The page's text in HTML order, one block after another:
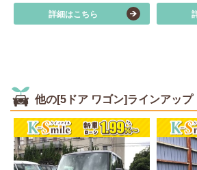
詳細はこちら
他の[5ドア ワゴン]ラインアップ